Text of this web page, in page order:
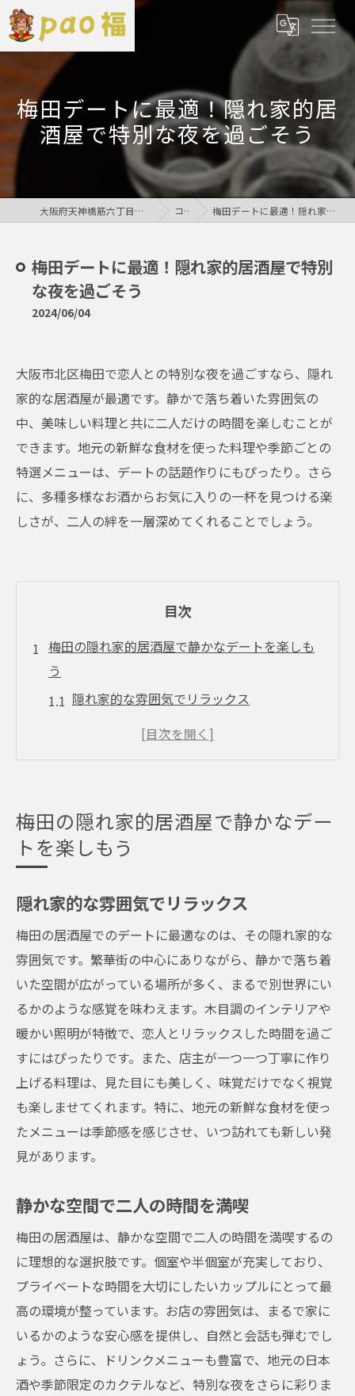
梅田デートに最適！隠れ家的居
酒屋で特別な夜を過ごそう
大阪府天神橋筋六丁目の居酒屋なら鶏居酒屋pao福 コラム 梅田デートに最適！隠れ家的居酒屋で特別な夜を過ごそう
梅田デートに最適！隠れ家的居酒屋で特別
な夜を過ごそう
2024/06/04
大阪市北区梅田で恋人との特別な夜を過ごすなら、隠れ
家的な居酒屋が最適です。静かで落ち着いた雰囲気の
中、美味しい料理と共に二人だけの時間を楽しむことが
できます。地元の新鮮な食材を使った料理や季節ごとの
特選メニューは、デートの話題作りにもぴったり。さら
に、多種多様なお酒からお気に入りの一杯を見つける楽
しさが、二人の絆を一層深めてくれることでしょう。
目次
梅田の隠れ家的居酒屋で静かなデートを楽しも
う
隠れ家的な雰囲気でリラックス
静かな空間で二人の時間を満喫
落ち着いたインテリアで心地よい時間を
静かな夜の梅田デートのすすめ
力
特別な夜にふさわしい雰囲気
梅田の隠れ家居酒屋を選ぶ理由
デートにぴったりな上質な料理
ロマンチックな夜を演出する居酒屋
二人だけの特別な空間を提供
大阪市北区梅田での特別な夜の過ごし方
地元の食材を使った居酒屋で梅田デートを満喫
しよう
新鮮な食材を使った贅沢な料理
季節の味覚を堪能する居酒屋
梅田の居酒屋で地元食材を満喫
こだわりの料理でデートを特別に
梅田の居酒屋で二人だけの時間を楽しむ方法
居心地の良い空間でリラックス
ロマンチックな雰囲気でデート
梅田の隠れ家的居酒屋で静かなデー
トを楽しもう
隠れ家的な雰囲気でリラックス
梅田の居酒屋でのデートに最適なのは、その隠れ家的な
雰囲気です。繁華街の中心にありながら、静かで落ち着
いた空間が広がっている場所が多く、まるで別世界にい
るかのような感覚を味わえます。木目調のインテリアや
暖かい照明が特徴で、恋人とリラックスした時間を過ご
すにはぴったりです。また、店主が一つ一つ丁寧に作り
上げる料理は、見た目にも美しく、味覚だけでなく視覚
も楽しませてくれます。特に、地元の新鮮な食材を使っ
たメニューは季節感を感じさせ、いつ訪れても新しい発
見があります。
静かな空間で二人の時間を満喫
梅田の居酒屋は、静かな空間で二人の時間を満喫するの
に理想的な選択肢です。個室や半個室が充実しており、
プライベートな時間を大切にしたいカップルにとって最
高の環境が整っています。お店の雰囲気は、まるで家に
いるかのような安心感を提供し、自然と会話も弾むでし
ょう。さらに、ドリンクメニューも豊富で、地元の日本
酒や季節限定のカクテルなど、特別な夜をさらに彩りま